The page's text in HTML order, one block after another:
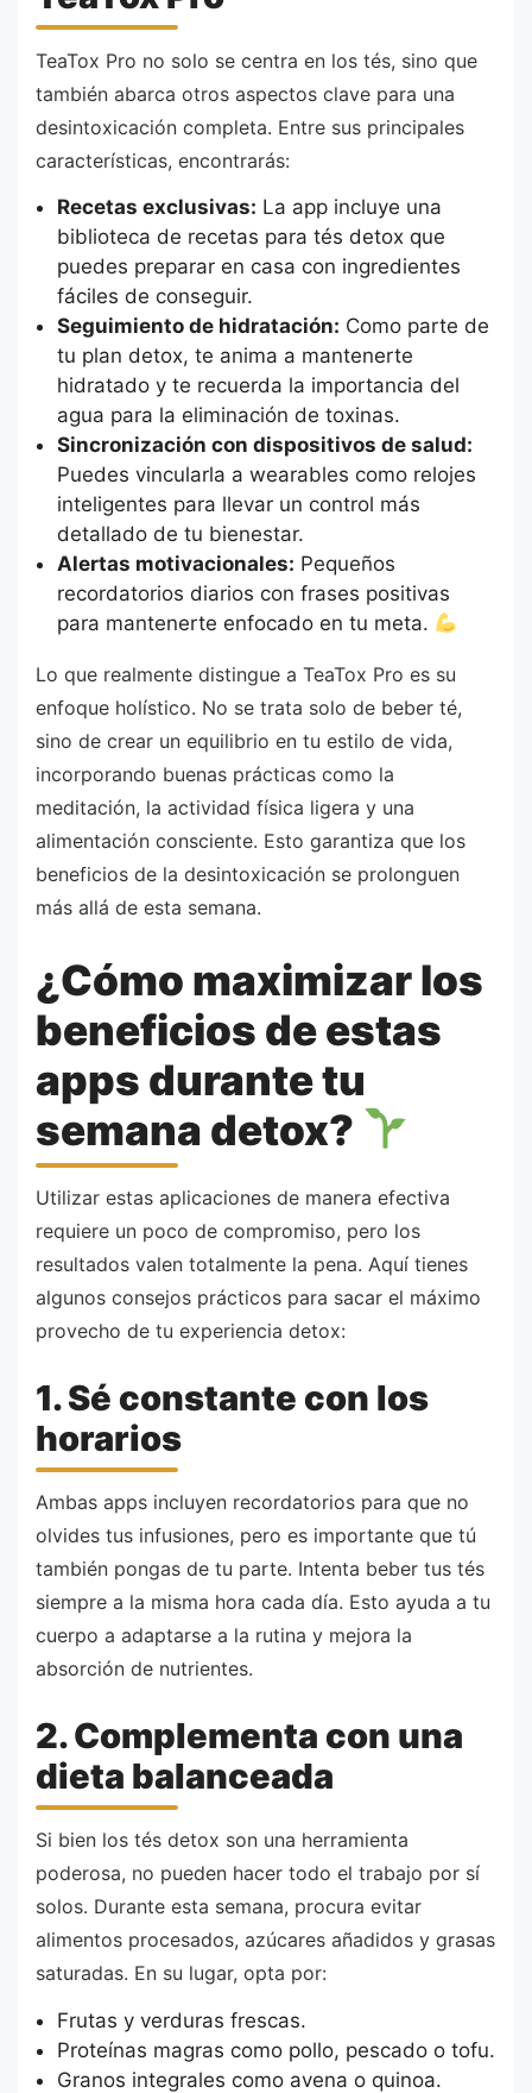
TeaTox Pro no solo se centra en los tés, sino que
también abarca otros aspectos clave para una
desintoxicación completa. Entre sus principales
características, encontrarás:
Recetas exclusivas: La app incluye una
biblioteca de recetas para tés detox que
puedes preparar en casa con ingredientes
fáciles de conseguir.
Seguimiento de hidratación: Como parte de
tu plan detox, te anima a mantenerte
hidratado y te recuerda la importancia del
agua para la eliminación de toxinas.
Sincronización con dispositivos de salud:
Puedes vincularla a wearables como relojes
inteligentes para llevar un control más
detallado de tu bienestar.
Alertas motivacionales: Pequeños
recordatorios diarios con frases positivas
para mantenerte enfocado en tu meta.
Lo que realmente distingue a TeaTox Pro es su
enfoque holístico. No se trata solo de beber té,
sino de crear un equilibrio en tu estilo de vida,
incorporando buenas prácticas como la
meditación, la actividad física ligera y una
alimentación consciente. Esto garantiza que los
beneficios de la desintoxicación se prolonguen
más allá de esta semana.
¿Cómo maximizar los
beneficios de estas
apps durante tu
semana detox?
Utilizar estas aplicaciones de manera efectiva
requiere un poco de compromiso, pero los
resultados valen totalmente la pena. Aquí tienes
algunos consejos prácticos para sacar el máximo
provecho de tu experiencia detox:
1. Sé constante con los
horarios
Ambas apps incluyen recordatorios para que no
olvides tus infusiones, pero es importante que tú
también pongas de tu parte. Intenta beber tus tés
siempre a la misma hora cada día. Esto ayuda a tu
cuerpo a adaptarse a la rutina y mejora la
absorción de nutrientes.
2. Complementa con una
dieta balanceada
Si bien los tés detox son una herramienta
poderosa, no pueden hacer todo el trabajo por sí
solos. Durante esta semana, procura evitar
alimentos procesados, azúcares añadidos y grasas
saturadas. En su lugar, opta por:
Frutas y verduras frescas.
Proteínas magras como pollo, pescado o tofu.
Granos integrales como avena o quinoa.